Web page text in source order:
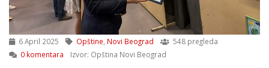
6 April 2025 Opštine, Novi Beograd
548 pregleda
0 komentara
Izvor: Opština Novi Beograd